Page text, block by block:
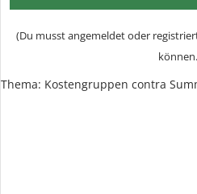
(Du musst angemeldet oder
Thema: Kostengruppen contra